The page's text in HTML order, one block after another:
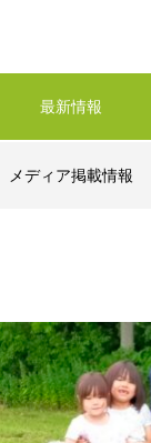
最新情報
メディア掲載情報